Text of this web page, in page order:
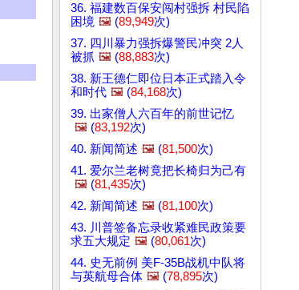
36. 福建数百保安闯村强拆 村民陷
困境 🖼️ (89,949次)
37. 四川暴力强拆爆警民冲突 2人
被抓 🖼️ (88,883次)
38. 新王德仁即位日本正式踏入令
和时代 🖼️ (84,168次)
39. 出家僧人六百年的前世记忆
🖼️ (83,192次)
40. 新闻简述 🖼️ (81,500次)
41. 爱尔兰老树竟把长椅归为己有
🖼️ (81,435次)
42. 新闻简述 🖼️ (81,100次)
43. 川普签备忘录收紧难民政策要
求五大规定 🖼️ (80,061次)
44. 史无前例 美F-35B战机中队将
与英航母合体 🖼️ (78,895次)